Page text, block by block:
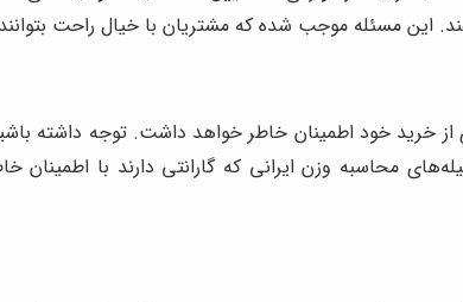
این مسئله موجب شده که مشتریان با خیال راحت
از خرید خود اطمینان خاطر خواهد داشت. توجه داشته
محاسبه وزن ایرانی که گارانتی دارند با